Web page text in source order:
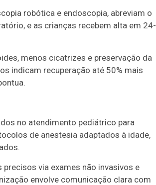
robótica e endoscopia, abreviam o
e as crianças recebem alta em 24-
menos cicatrizes e preservação da
indicam recuperação até 50% mais
no atendimento pediátrico para
de anestesia adaptados à idade,
via exames não invasivos e
envolve comunicação clara com